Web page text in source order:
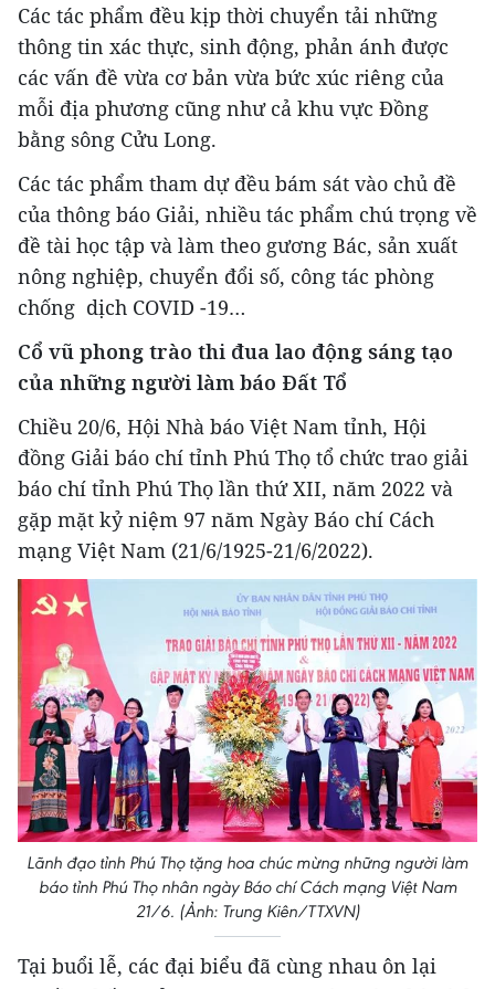
Các tác phẩm đều kịp thời chuyển tải những
thông tin xác thực, sinh động, phản ánh được
các vấn đề vừa cơ bản vừa bức xúc riêng của
mỗi địa phương cũng như cả khu vực Đồng
bằng sông Cửu Long.
Các tác phẩm tham dự đều bám sát vào chủ đề
của thông báo Giải, nhiều tác phẩm chú trọng về
đề tài học tập và làm theo gương Bác, sản xuất
nông nghiệp, chuyển đổi số, công tác phòng
chống dịch COVID -19…
Cổ vũ phong trào thi đua lao động sáng tạo
của những người làm báo Đất Tổ
Chiều 20/6, Hội Nhà báo Việt Nam tỉnh, Hội
đồng Giải báo chí tỉnh Phú Thọ tổ chức trao giải
báo chí tỉnh Phú Thọ lần thứ XII, năm 2022 và
gặp mặt kỷ niệm 97 năm Ngày Báo chí Cách
mạng Việt Nam (21/6/1925-21/6/2022).
Lãnh đạo tỉnh Phú Thọ tặng hoa chúc mừng những người làm
báo tỉnh Phú Thọ nhân ngày Báo chí Cách mạng Việt Nam
21/6. (Ảnh: Trung Kiên/TTXVN)
Tại buổi lễ, các đại biểu đã cùng nhau ôn lại